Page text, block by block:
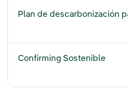
Plan de descarbonización
Confirming Sostenible